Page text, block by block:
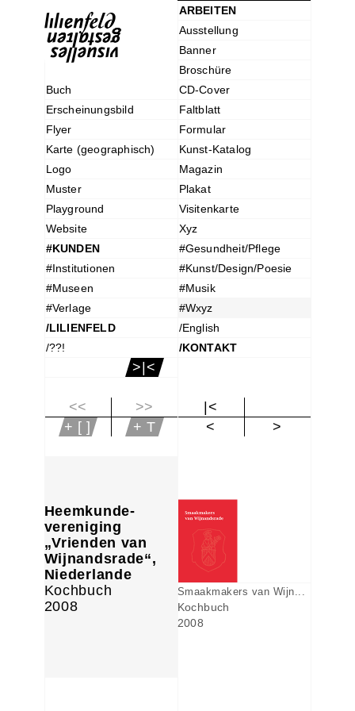
ARBEITEN
Ausstellung
Banner
Broschüre
Buch
CD-Cover
Erscheinungsbild
Faltblatt
Flyer
Formular
Karte (geographisch)
Kunst-Katalog
Logo
Magazin
Muster
Plakat
Playground
Visitenkarte
Website
Xyz
#KUNDEN
#Gesundheit/Pflege
#Institutionen
#Kunst/Design/Poesie
#Museen
#Musik
#Verlage
#Wxyz
/LILIENFELD
/English
/??!
/KONTAKT
>|<
<<
>>
+ [ ]
+ T
|<
<
>
Heemkunde-
vereniging
„Vrienden van
Wijnandsrade“,
Niederlande
Kochbuch
2008
Smaakmakers van Wijn...
Kochbuch
2008